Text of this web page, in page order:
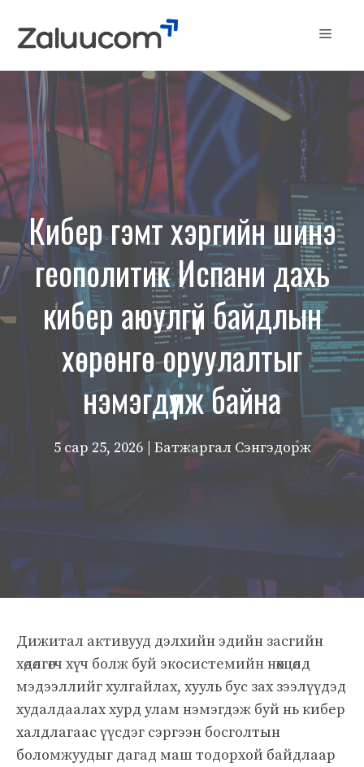
Menu
Кибер гэмт хэргийн шинэ
геополитик Испани дахь
кибер аюулгүй байдлын
хөрөнгө оруулалтыг
нэмэгдүүлж байна
5 сар 25, 2026 | Батжаргал Сэнгэдорж
Дижитал активууд дэлхийн эдийн засгийн
хөдөлгөгч хүч болж буй экосистемийн нөхцөлд
мэдээллийг хулгайлах, хууль бус зах зээлүүдэд
худалдаалах хурд улам нэмэгдэж буй нь кибер
халдлагаас үүсдэг сэргээн босголтын
боломжуудыг дагад маш тодорхой байдлаар